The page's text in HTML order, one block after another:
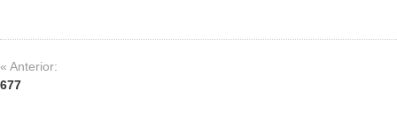
« Anterior:
677